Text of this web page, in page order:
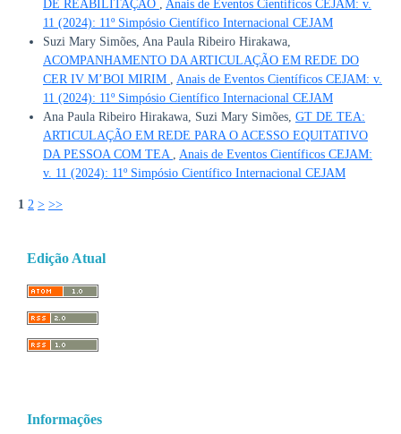
DE REABILITAÇÃO , Anais de Eventos Científicos CEJAM: v.
11 (2024): 11º Simpósio Científico Internacional CEJAM
Suzi Mary Simões, Ana Paula Ribeiro Hirakawa,
ACOMPANHAMENTO DA ARTICULAÇÃO EM REDE DO
CER IV M’BOI MIRIM , Anais de Eventos Científicos CEJAM: v.
11 (2024): 11º Simpósio Científico Internacional CEJAM
Ana Paula Ribeiro Hirakawa, Suzi Mary Simões, GT DE TEA:
ARTICULAÇÃO EM REDE PARA O ACESSO EQUITATIVO
DA PESSOA COM TEA , Anais de Eventos Científicos CEJAM:
v. 11 (2024): 11º Simpósio Científico Internacional CEJAM
1 2 > >>
Edição Atual
Informações